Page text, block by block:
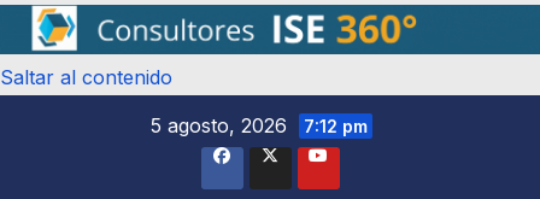
Saltar al contenido
5 agosto, 2026
7:12 pm